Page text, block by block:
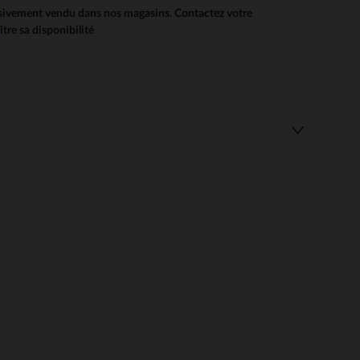
vendu dans nos magasins. Contactez votre
sa disponibilité